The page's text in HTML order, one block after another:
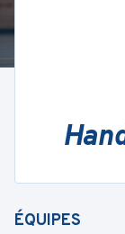
ÉQUIPES